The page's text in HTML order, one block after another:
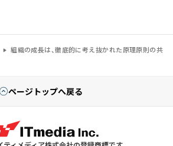
組織の成長は、徹底的に考え抜かれた原理原則の共
ページトップへ戻る